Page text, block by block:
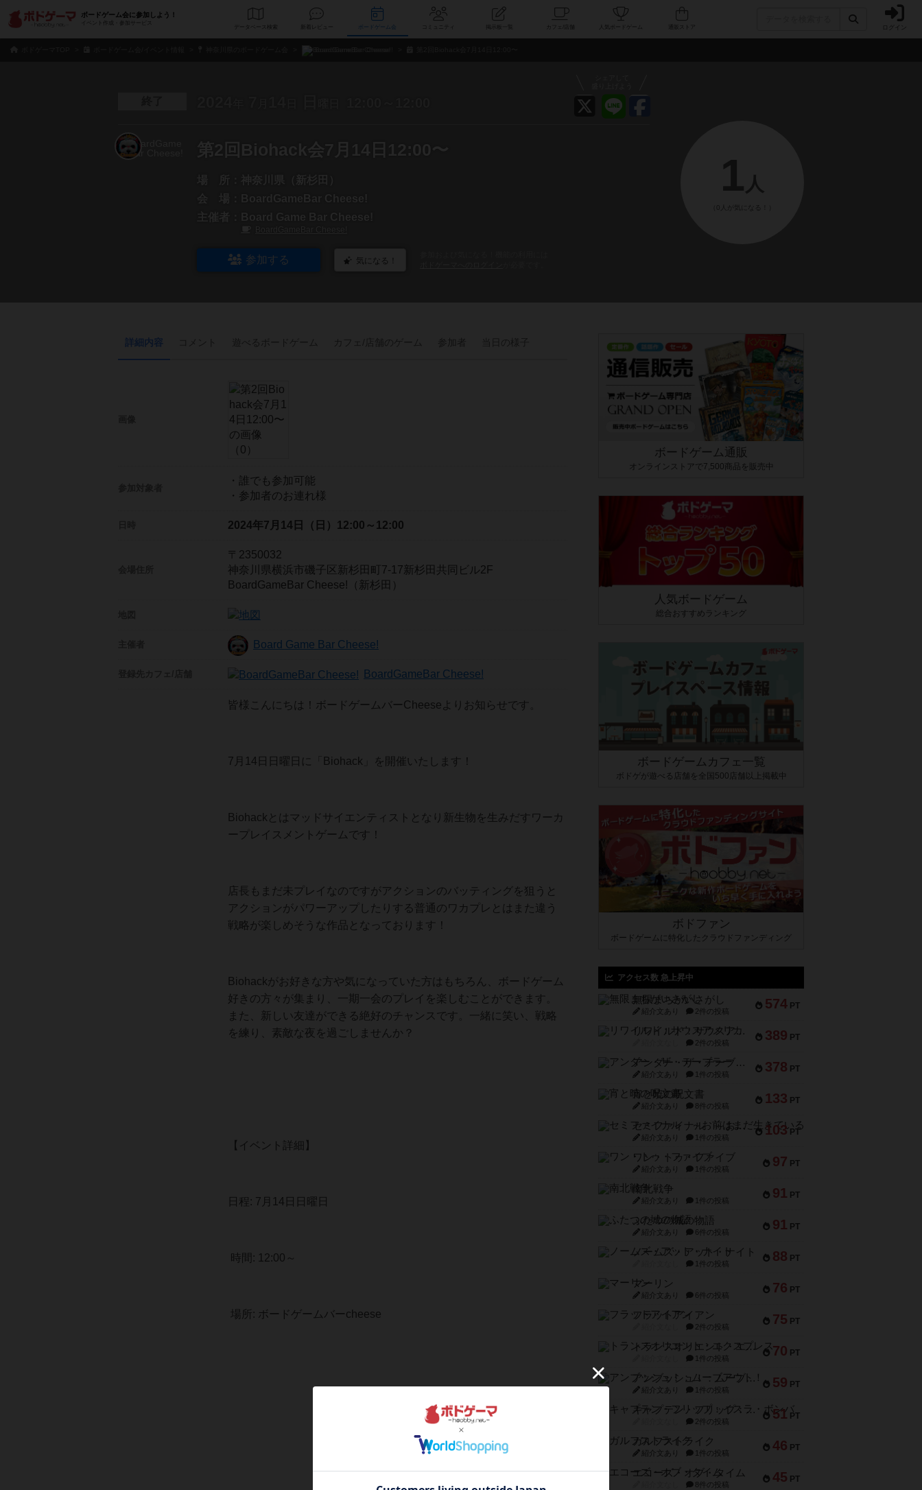
ボードゲーム会に参加しよう！
イベント作成・参加サービス
データベース 新着レビュー コミュニティ 人気ボードゲーム ログイン
第2回Biohack会7月14日12:00〜
場 所：
神奈川県（新杉田）
会 場：
BoardGameBar Cheese!
主催者：
Board Game Bar Cheese!
参加する 気になる！
1 人
（0人が気になる！）
詳細内容
・誰でも参加可能
・参加者のお連れ様
2024年7月14日（日） 12:00～12:00
〒2350032
神奈川県横浜市磯子区新杉田町7-17新杉田共同ビル2F
BoardGameBar Cheese!（新杉田）
Board Game Bar Cheese!
BoardGameBar Cheese!
皆様こんにちは！ボードゲームバーCheeseよりお知らせです。
7月14日日曜日に「Biohack」を開催いたします！
Biohackとはマッドサイエンティストとなり新生物を生みだすワーカ
ープレイスメントゲームです！
店長もまだ未プレイなのですがアクションのバッティングを狙うと
アクションがパワーアップしたりする普通のワカプレとはまた違う
戦略が楽しめそうな作品となっております！
Biohackがお好きな方や気になっていた方はもちろん、ボードゲーム
好きの方々が集まり、一期一会のプレイを楽しむことができます。
また、新しい友達ができる絶好のチャンスです。一緒に笑い、戦略
を練り、素敵な夜を過ごしませんか？
【イベント詳細】
日程: 7月14日日曜日
時間: 12:00～
場所: ボードゲームバーcheese
ボードゲーム通販
オンラインストアで7,500商品を販売中
人気ボードゲーム
総合おすすめランキング
ボードゲームカフェ一覧
ボドゲが遊べる店舗を全国500店舗以上掲載中
ボドファン
ボードゲームに特化したクラウドファンディング
アクセス数 急上昇中
574 PT
無限まちがいさがし
紹介文あり 2件の投稿
389 PT
リワイルド：サウスアメリカ
2件の投稿
378 PT
アンダー・ザ・テーブラー
紹介文あり 1件の投稿
133 PT
宵と暁の呪文書
紹介文あり 8件の投稿
103 PT
セミファイナル ～お前はまだ生きている～
紹介文あり 1件の投稿
97 PT
ワン・トゥ・ファイブ
紹介文あり 1件の投稿
91 PT
南北戦争
紹介文あり 1件の投稿
91 PT
ふたつの城の物語
紹介文あり 6件の投稿
88 PT
ノームズ・アット・ナイト
1件の投稿
76 PT
マーリン
紹介文あり 6件の投稿
75 PT
フラットアイアン
2件の投稿
70 PT
トランスオリエント・エクスプレス
1件の投稿
59 PT
アンブッシュ！：ムーブアウト！
紹介文あり 1件の投稿
51 PT
キャプテン・フリップ：イスラ・ボンバ
2件の投稿
46 PT
ガルフストライク
紹介文あり 1件の投稿
45 PT
エコーズ・オブ・タイム
8件の投稿